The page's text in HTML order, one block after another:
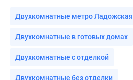
Двухкомнатные метро Ладожская
Двухкомнатные в готовых домах
Двухкомнатные с отделкой
Двухкомнатные без отделки